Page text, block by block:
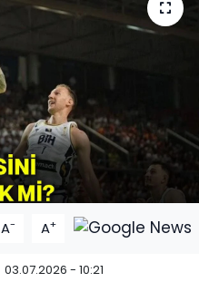
A- A+
03.07.2026 - 10:21